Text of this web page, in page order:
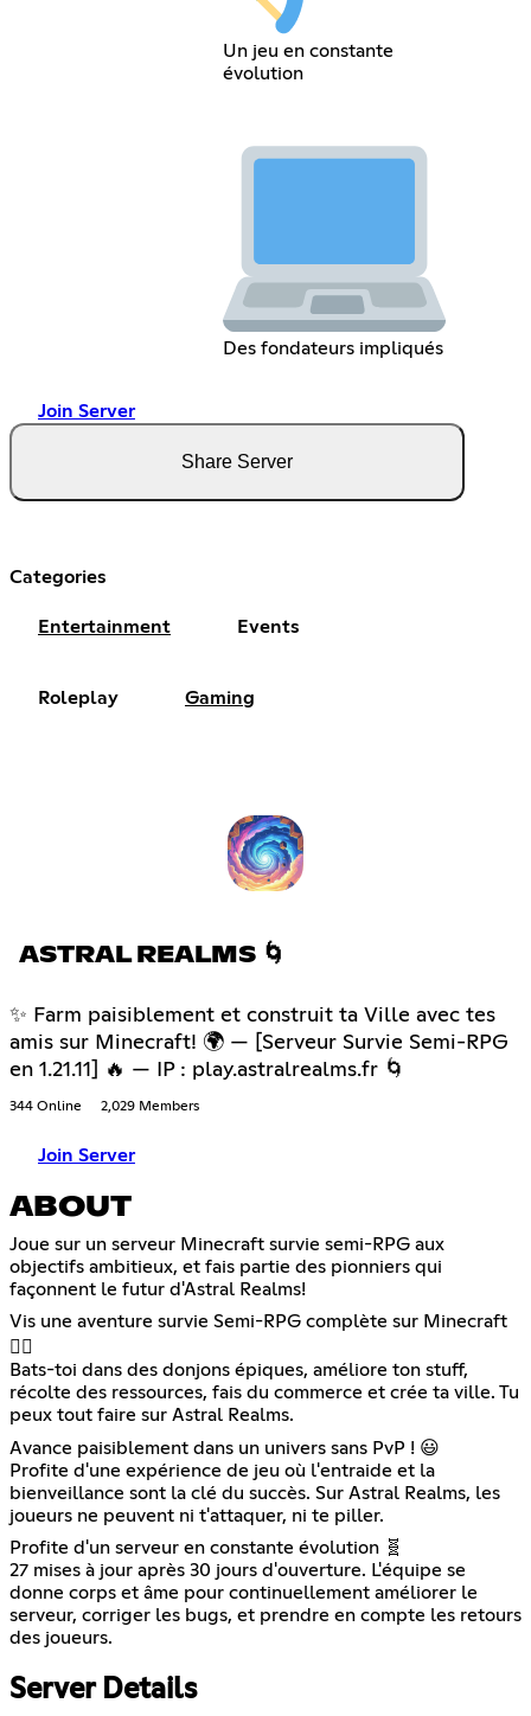
Un jeu en constante
évolution
Des fondateurs impliqués
Join Server
Share Server
Categories
Entertainment Events
Roleplay Gaming
ASTRAL REALMS 🌀
✨ Farm paisiblement et construit ta Ville avec tes
amis sur Minecraft! 🌍 — [Serveur Survie Semi-RPG
en 1.21.11] 🔥 — IP : play.astralrealms.fr 🌀
344 Online 2,029 Members
Join Server
ABOUT
Joue sur un serveur Minecraft survie semi-RPG aux
objectifs ambitieux, et fais partie des pionniers qui
façonnent le futur d'Astral Realms!
Vis une aventure survie Semi-RPG complète sur Minecraft
🧙‍♂️
Bats-toi dans des donjons épiques, améliore ton stuff,
récolte des ressources, fais du commerce et crée ta ville. Tu
peux tout faire sur Astral Realms.
Avance paisiblement dans un univers sans PvP ! 😃
Profite d'une expérience de jeu où l'entraide et la
bienveillance sont la clé du succès. Sur Astral Realms, les
joueurs ne peuvent ni t'attaquer, ni te piller.
Profite d'un serveur en constante évolution 🧬
27 mises à jour après 30 jours d'ouverture. L'équipe se
donne corps et âme pour continuellement améliorer le
serveur, corriger les bugs, et prendre en compte les retours
des joueurs.
Server Details